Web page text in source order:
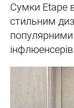
Сумки Etape
стильним
інфлюенсерів.